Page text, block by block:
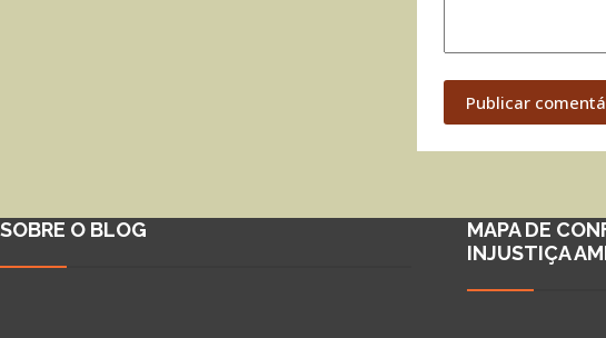
Publicar
SOBRE O BLOG
MAPA DE
INJUSTIÇA